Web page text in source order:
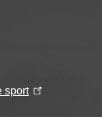
sport